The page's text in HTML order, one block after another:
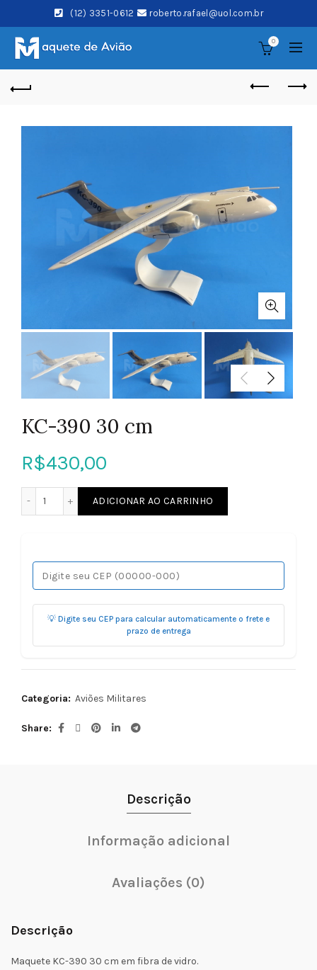
(12) 3351-0612 roberto.rafael@uol.com.br
0
KC-390 30 cm
R$430,00
ADICIONAR AO CARRINHO
💡 Digite seu CEP para calcular automaticamente o frete e
prazo de entrega
Categoria: Aviões Militares
Share
Descrição
Informação adicional
Avaliações (0)
Descrição
Maquete KC-390 30 cm em fibra de vidro.